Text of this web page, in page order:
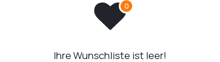
Ihre Wunschliste ist leer!